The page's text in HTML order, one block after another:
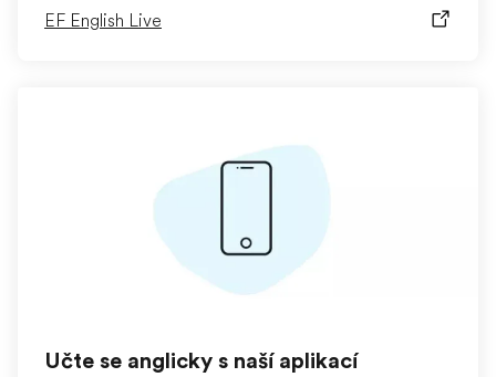
EF English Live
Učte se anglicky s naší aplikací